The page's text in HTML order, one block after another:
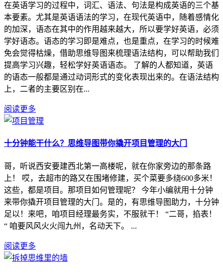
在英语学习的过程中，词汇、语法、句法是构成英语的三个基
本要素。尤其是英语语法的学习，在现代英语中，随着感情化
的加深，语态在其中的作用越来越大，所以要学好英语，必须
学好语态。语态的学习即是难点，也是重点，在学习的时候难
免会觉得枯燥，借助思维导图来梳理语法结构，可以帮助我们
提高学习兴趣，轻松学好英语语态。 了解的人都知道，英语
的语态一般都是通过动词形式的变化表现出来的。在语法结构
上，二者的主要区别在...
阅读更多
十分钟能干什么？思维导图带你撬开项目管理的大门
哥，听说西安要建西北第一高楼呢，就在你家旁边的那条路
上！ 哎，去超市的路又在围堵修建，买个菜要多绕600多米！
这些，都是项目。那项目如何管理呢？ 今年小编就用十分钟
来带你撬开项目管理的大门。是的，有思维导图助力，十分钟
足以！来吧，咱项目经理最务实，不服就干！ “二哥，掐表！
“ 咱要风风火火闯九州，名动天下。 ...
阅读更多